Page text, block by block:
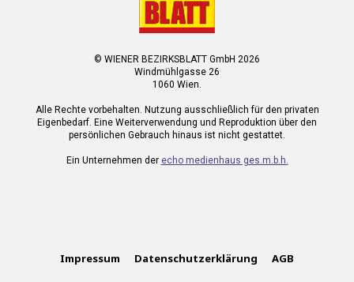
© WIENER BEZIRKSBLATT GmbH 2026
Windmühlgasse 26
1060 Wien.
Alle Rechte vorbehalten. Nutzung ausschließlich für den privaten
Eigenbedarf. Eine Weiterverwendung und Reproduktion über den
persönlichen Gebrauch hinaus ist nicht gestattet.
Ein Unternehmen der echo medienhaus ges.m.b.h.
Impressum Datenschutzerklärung AGB